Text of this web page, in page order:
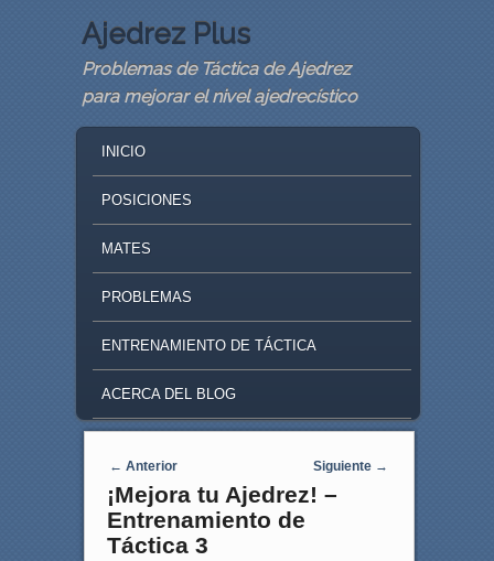
Ajedrez Plus
Problemas de Táctica de Ajedrez
para mejorar el nivel ajedrecístico
SKIP TO PRIMARY CONTENT
SKIP TO SECONDARY CONTENT
INICIO
POSICIONES
MATES
PROBLEMAS
ENTRENAMIENTO DE TÁCTICA
ACERCA DEL BLOG
Navegaci�n de entradas
← Anterior Siguiente →
¡Mejora tu Ajedrez! –
Entrenamiento de
Táctica 3